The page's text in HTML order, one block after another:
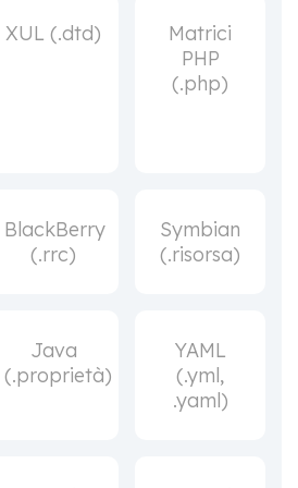
XUL (.dtd)
Matrici
PHP
(.php)
BlackBerry
(.rrc)
Symbian
(.risorsa)
Java
(.proprietà)
YAML
(.yml,
.yaml)